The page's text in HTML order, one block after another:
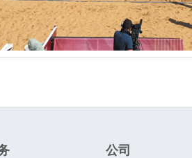
公司